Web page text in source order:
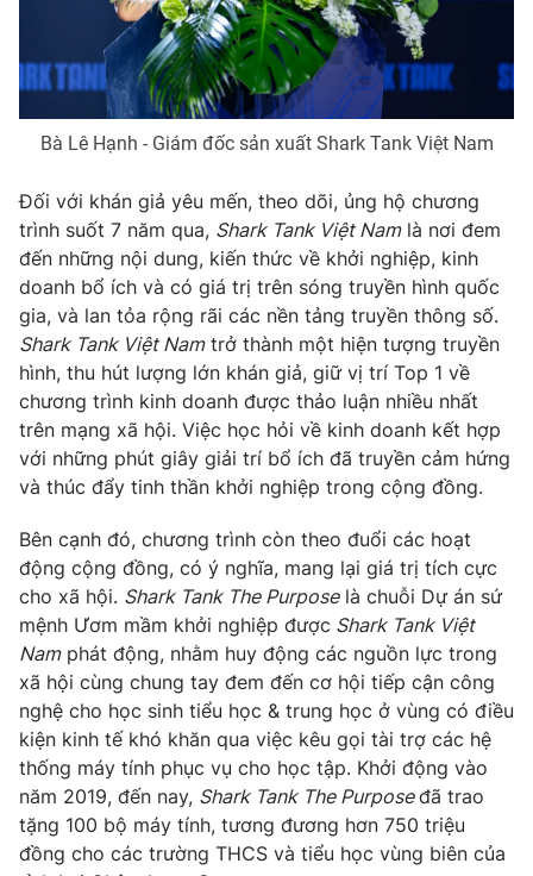
® Cấm sao chép dưới mọi hình thức nếu không có sự chấp
thuận bằng văn bản. Ghi rõ nguồn VTV.vn khi phát hành lại
thông tin từ website này.
Bà Lê Hạnh - Giám đốc sản xuất Shark Tank Việt Nam
Đối với khán giả yêu mến, theo dõi, ủng hộ chương
trình suốt 7 năm qua, Shark Tank Việt Namlà nơi đem
đến những nội dung, kiến thức về khởi nghiệp, kinh
doanh bổ ích và có giá trị trên sóng truyền hình quốc
gia, và lan tỏa rộng rãi các nền tảng truyền thông số.
Shark Tank Việt Namtrở thành một hiện tượng truyền
hình, thu hút lượng lớn khán giả, giữ vị trí Top 1 về
chương trình kinh doanh được thảo luận nhiều nhất
trên mạng xã hội. Việc học hỏi về kinh doanh kết hợp
với những phút giây giải trí bổ ích đã truyền cảm hứng
và thúc đẩy tinh thần khởi nghiệp trong cộng đồng.
Bên cạnh đó, chương trình còn theo đuổi các hoạt
động cộng đồng, có ý nghĩa, mang lại giá trị tích cực
cho xã hội. Shark Tank The Purposelà chuỗi Dự án sứ
mệnh Ươm mầm khởi nghiệp được Shark Tank Việt
Namphát động, nhằm huy động các nguồn lực trong
xã hội cùng chung tay đem đến cơ hội tiếp cận công
nghệ cho học sinh tiểu học & trung học ở vùng có điều
kiện kinh tế khó khăn qua việc kêu gọi tài trợ các hệ
thống máy tính phục vụ cho học tập. Khởi động vào
năm 2019, đến nay, Shark Tank The Purposeđã trao
tặng 100 bộ máy tính, tương đương hơn 750 triệu
đồng cho các trường THCS và tiểu học vùng biên của